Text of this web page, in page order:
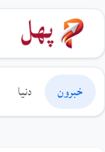
خبرون دنيا